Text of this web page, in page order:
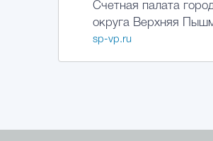
Счетная палата
округа Верхняя
sp-vp.ru